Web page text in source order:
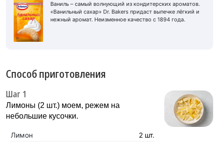
Ваниль – самый волнующий из кондитерских ароматов.
«Ванильный сахар» Dr. Bakers придаст выпечке лёгкий и
нежный аромат. Неизменное качество с 1894 года.
Способ приготовления
Шаг 1
Лимоны (2 шт.) моем, режем на
небольшие кусочки.
Лимон 2 шт.